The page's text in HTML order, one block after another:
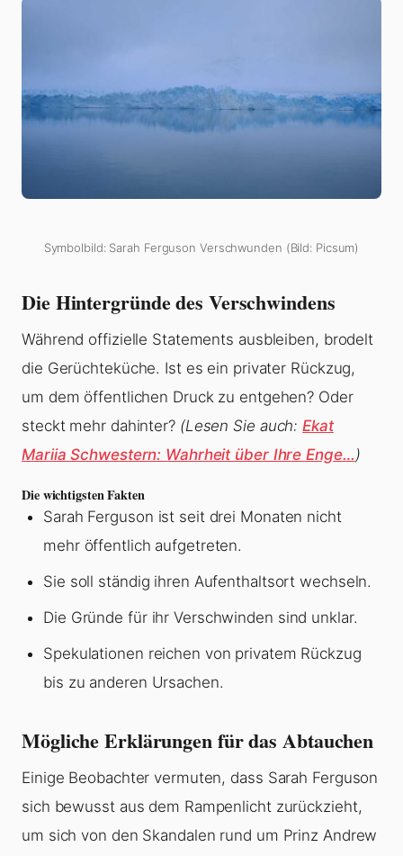
Symbolbild: Sarah Ferguson Verschwunden (Bild: Picsum)
Die Hintergründe des Verschwindens
Während offizielle Statements ausbleiben, brodelt
die Gerüchteküche. Ist es ein privater Rückzug,
um dem öffentlichen Druck zu entgehen? Oder
steckt mehr dahinter? (Lesen Sie auch:Ekat
Mariia Schwestern: Wahrheit über Ihre Enge…)
Die wichtigsten Fakten
Sarah Ferguson ist seit drei Monaten nicht
mehr öffentlich aufgetreten.
Sie soll ständig ihren Aufenthaltsort wechseln.
Die Gründe für ihr Verschwinden sind unklar.
Spekulationen reichen von privatem Rückzug
bis zu anderen Ursachen.
Mögliche Erklärungen für das Abtauchen
Einige Beobachter vermuten, dass Sarah Ferguson
sich bewusst aus dem Rampenlicht zurückzieht,
um sich von den Skandalen rund um Prinz Andrew